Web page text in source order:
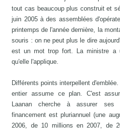
tout cas beaucoup plus construit et
juin 2005 à des assemblées
printemps de l'année dernière, la
souris : on ne peut plus le dire
est un mot trop fort. La ministre a
qu'elle l'applique.
Différents points interpellent
entier assume ce plan. C'est
Laanan cherche à assurer ses
financement est pluriannuel (une
2006, de 10 millions en 2007, de